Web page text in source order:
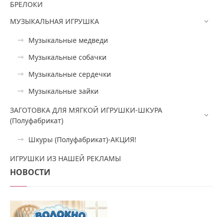
БРЕЛОКИ
МУЗЫКАЛЬНАЯ ИГРУШКА
Музыкальные медведи
Музыкальные собачки
Музыкальные сердечки
Музыкальные зайки
ЗАГОТОВКА ДЛЯ МЯГКОЙ ИГРУШКИ-ШКУРА
(Полуфабрикат)
Шкуры (Полуфабрикат)-АКЦИЯ!
ИГРУШКИ ИЗ НАШЕЙ РЕКЛАМЫ
НОВОСТИ